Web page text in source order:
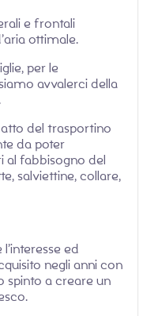
e frontali
ottimale.
per le
avvalerci della
del trasportino
da poter
al fabbisogno del
salviettine, collare,
ed
negli anni con
spinto a creare un